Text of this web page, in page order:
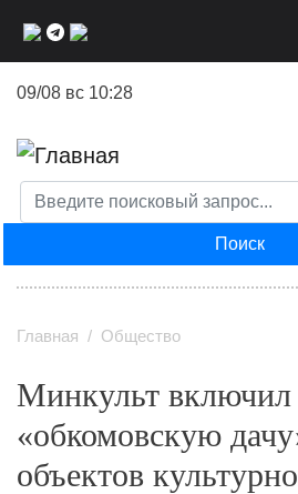
09/08 вс 10:28
Поиск
Главная Общество
Минкульт включил
«обкомовскую
объектов